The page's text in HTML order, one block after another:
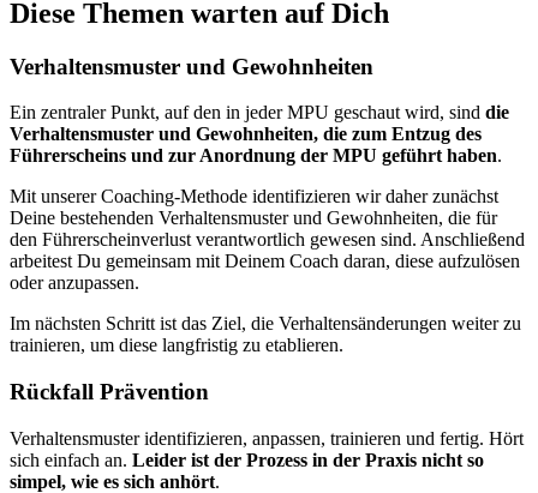
Diese Themen warten auf Dich
Verhaltensmuster und Gewohnheiten
Ein zentraler Punkt, auf den in jeder MPU geschaut wird, sind die
Verhaltensmuster und Gewohnheiten, die zum Entzug des
Führerscheins und zur Anordnung der MPU geführt haben.
Mit unserer Coaching-Methode identifizieren wir daher zunächst
Deine bestehenden Verhaltensmuster und Gewohnheiten, die für
den Führerscheinverlust verantwortlich gewesen sind. Anschließend
arbeitest Du gemeinsam mit Deinem Coach daran, diese aufzulösen
oder anzupassen.
Im nächsten Schritt ist das Ziel, die Verhaltensänderungen weiter zu
trainieren, um diese langfristig zu etablieren.
Rückfall Prävention
Verhaltensmuster identifizieren, anpassen, trainieren und fertig. Hört
sich einfach an. Leider ist der Prozess in der Praxis nicht so
simpel, wie es sich anhört.